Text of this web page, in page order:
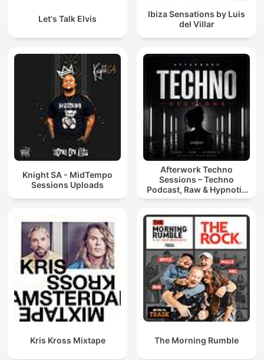
Let's Talk Elvis
Ibiza Sensations by Luis
del Villar
Knight SA - MidTempo
Sessions Uploads
Afterwork Techno
Sessions – Techno
Podcast, Raw & Hypnotic
Techno Mixes
Kris Kross Mixtape The Morning Rumble